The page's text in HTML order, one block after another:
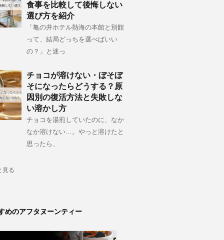
食事を比較して後悔しない
選び方を紹介
「亀の井ホテル熱海の本館と別館
って、結局どっちを選べばいい
の？」と迷っ
チョコが溶けない・ぼそぼ
そになったらどうする？原
因別の復活方法と失敗しな
い溶かし方
チョコを湯煎していたのに、なか
なか溶けない…。やっと溶けたと
思ったら、
見る
めのアフタヌーンティー